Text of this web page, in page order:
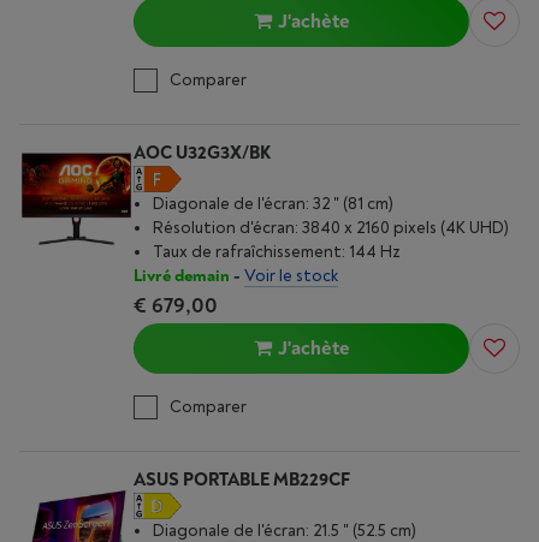
J'achète
Comparer
AOC U32G3X/BK
Diagonale de l'écran: 32 " (81 cm)
Résolution d'écran: 3840 x 2160 pixels (4K UHD)
Taux de rafraîchissement: 144 Hz
Livré demain - Voir le stock
€ 679,00
J'achète
Comparer
ASUS PORTABLE MB229CF
Diagonale de l'écran: 21.5 " (52.5 cm)